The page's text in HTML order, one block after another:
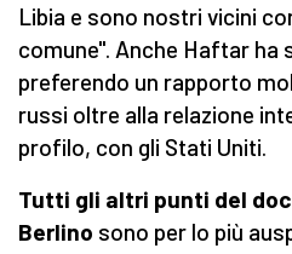
Libia e sono nostri vicini
comune". Anche Haftar ha
preferendo un rapporto
russi oltre alla relazione
profilo, con gli Stati Uniti.
Tutti gli altri punti del
Berlino sono per lo più